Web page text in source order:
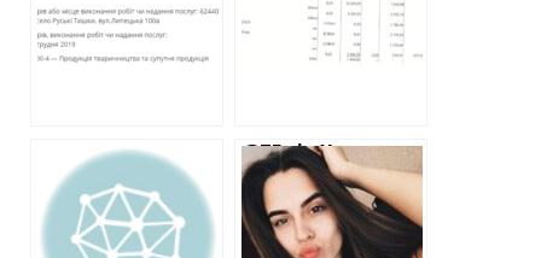
школи у Бакалії
ОТГ під Харковом
купує цукор по
рекордним для
України цінам